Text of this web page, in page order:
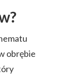
obrębie